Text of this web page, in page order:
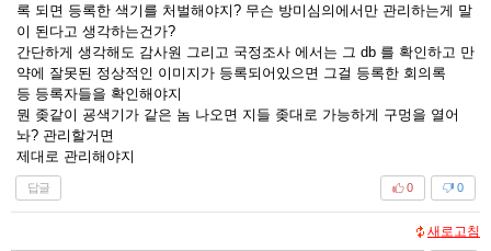
록 되면 등록한 색기를 처벌해야지? 무슨 방미심의에서만 관리하는게 말
이 된다고 생각하는건가?
간단하게 생각해도 감사원 그리고 국정조사 에서는 그 db 를 확인하고 만
약에 잘못된 정상적인 이미지가 등록되어있으면 그걸 등록한 회의록
등 등록자들을 확인해야지
뭔 좆같이 굥색기가 같은 놈 나오면 지들 좆대로 가능하게 구멍을 열어
놔? 관리할거면
제대로 관리해야지
답글 0
0
새로고침